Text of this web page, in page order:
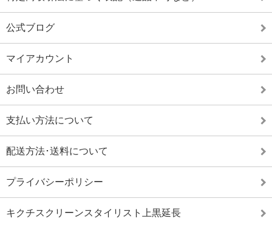
公式ブログ
マイアカウント
お問い合わせ
支払い方法について
配送方法･送料について
プライバシーポリシー
キクチスクリーンスタイリスト上黒延長